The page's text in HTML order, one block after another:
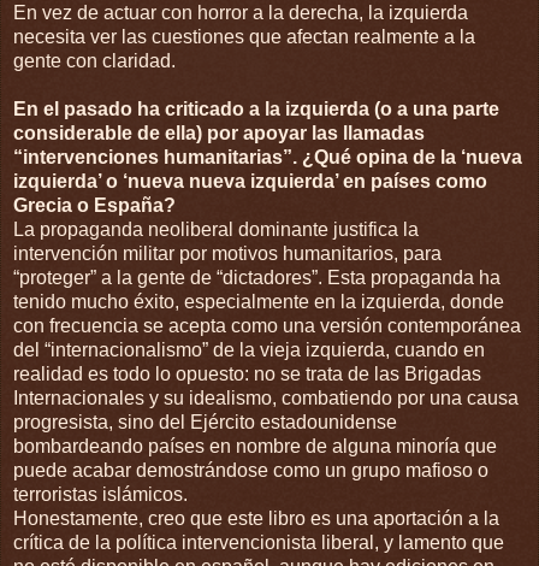
En vez de actuar con horror a la derecha, la izquierda
necesita ver las cuestiones que afectan realmente a la
gente con claridad.
En el pasado ha criticado a la izquierda (o a una parte
considerable de ella) por apoyar las llamadas
“intervenciones humanitarias”. ¿Qué opina de la ‘nueva
izquierda’ o ‘nueva nueva izquierda’ en países como
Grecia o España?
La propaganda neoliberal dominante justifica la
intervención militar por motivos humanitarios, para
“proteger” a la gente de “dictadores”. Esta propaganda ha
tenido mucho éxito, especialmente en la izquierda, donde
con frecuencia se acepta como una versión contemporánea
del “internacionalismo” de la vieja izquierda, cuando en
realidad es todo lo opuesto: no se trata de las Brigadas
Internacionales y su idealismo, combatiendo por una causa
progresista, sino del Ejército estadounidense
bombardeando países en nombre de alguna minoría que
puede acabar demostrándose como un grupo mafioso o
terroristas islámicos.
Honestamente, creo que este libro es una aportación a la
crítica de la política intervencionista liberal, y lamento que